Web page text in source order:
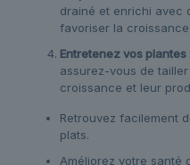
drainé et enrichi avec
favoriser la
Entretenez vos plantes
assurez-vous de
croissance et leur
Retrouvez facilement
plats.
Améliorez votre santé